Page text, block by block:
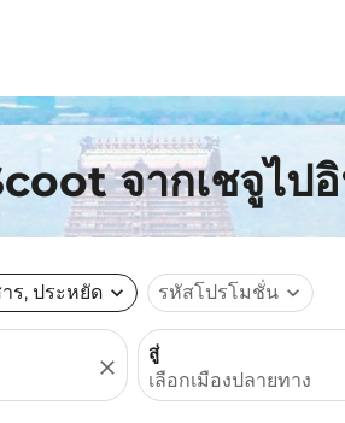
จากเชจูไป
ร, ประหยัด expand_more รหัสโปรโมชั่น expand_more
close
สู่